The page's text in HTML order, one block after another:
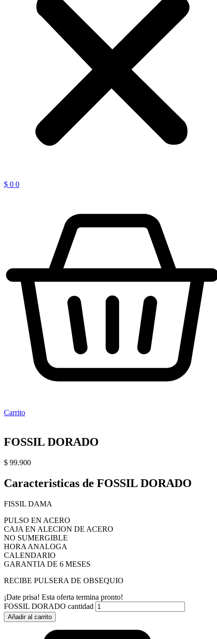
$ 0 0
Carrito
FOSSIL DORADO
$ 99.900
Caracteristicas de FOSSIL DORADO
FISSIL DAMA
PULSO EN ACERO
CAJA EN ALECION DE ACERO
NO SUMERGIBLE
HORA ANALOGA
CALENDARIO
GARANTIA DE 6 MESES
RECIBE PULSERA DE OBSEQUIO
¡Date prisa! Esta oferta termina pronto!
FOSSIL DORADO cantidad
Añadir al carrito